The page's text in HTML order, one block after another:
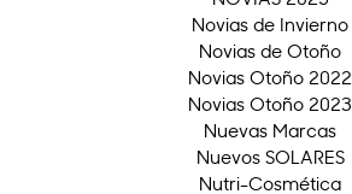
Novias de Invierno
Novias de Otoño
Novias Otoño 2022
Novias Otoño 2023
Nuevas Marcas
Nuevos SOLARES
Nutri-Cosmética